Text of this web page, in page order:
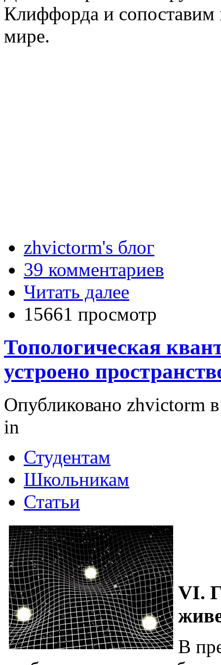
Клиффорда и
мире.
zhvictorm's блог
39 комментариев
Читать далее
15661 просмотр
Топологическая
устроено
Опубликовано zhvictorm
in
Студентам
Школьникам
Статьи
VI.
В